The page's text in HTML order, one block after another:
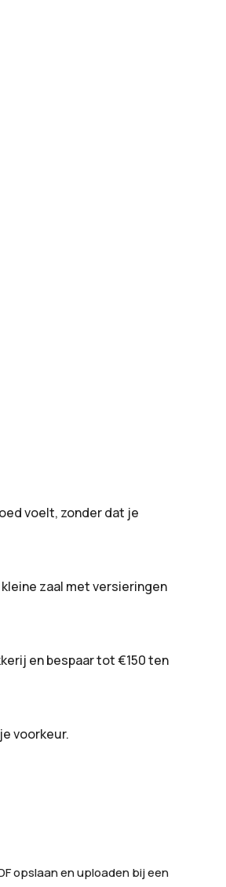
voelt, zonder dat je
zaal met versieringen
en bespaar tot €150 ten
voorkeur.
opslaan en uploaden bij een